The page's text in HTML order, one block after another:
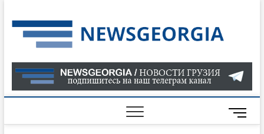
to
content
О
В
ГРУЗИИ
M
e